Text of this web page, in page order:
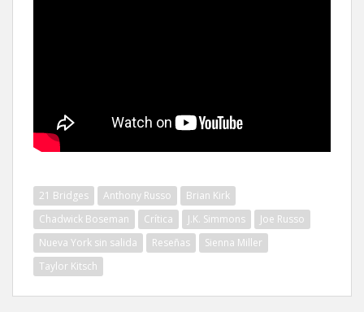
21 Bridges Anthony Russo
Brian Kirk
Chadwick Boseman
Crítica J.K. Simmons
Joe Russo
Nueva York sin salida
Reseñas
Sienna Miller
Taylor Kitsch